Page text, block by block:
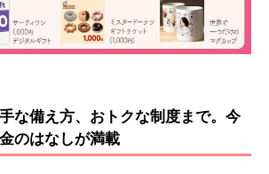
な備え方、おトクな制度まで。今
のはなしが満載